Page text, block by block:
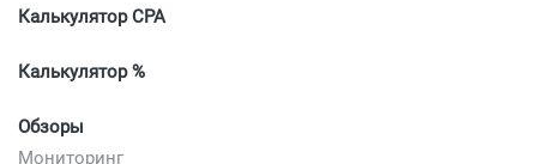
Калькулятор CPA
Калькулятор %
Обзоры
Мониторинг